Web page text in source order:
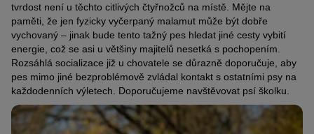
tvrdost není u těchto citlivých čtyřnožců na místě. Mějte na
paměti, že jen fyzicky vyčerpaný malamut může být dobře
vychovaný – jinak bude tento tažný pes hledat jiné cesty vybití
energie, což se asi u většiny majitelů nesetká s pochopením.
Rozsáhlá socializace již u chovatele se důrazně doporučuje, aby
pes mimo jiné bezproblémově zvládal kontakt s ostatními psy na
každodenních výletech. Doporučujeme navštěvovat psí školku.